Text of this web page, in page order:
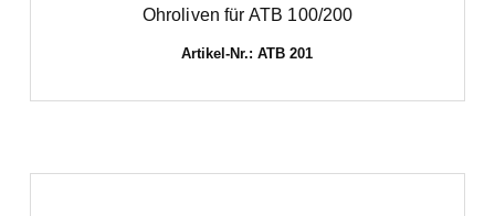
Ohroliven für ATB 100/200
Artikel-Nr.: ATB 201